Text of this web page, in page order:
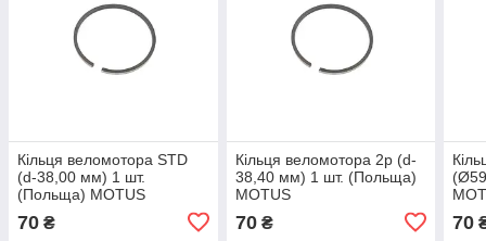
Кільця веломотора STD
(d-38,00 мм) 1 шт.
(Польща) MOTUS
70 ₴
Кільця веломотора 2р (d-
38,40 мм) 1 шт. (Польща)
MOTUS
70₴ 70